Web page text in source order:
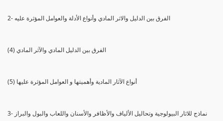
2- الفرق بين الدليل والاثر المادي وأنواع الأدلة والعوامل المؤثرة عليه
(4) الفرق بين الدليل المادي والآثر المادي
(5) أنواع الآثار المادية وأهميتها و العوامل المؤثرة عليها
3- نماذج للاثار البيولوجية وتحاليل الألياف والأظافر والأسنان واللعاب والبول والبراز